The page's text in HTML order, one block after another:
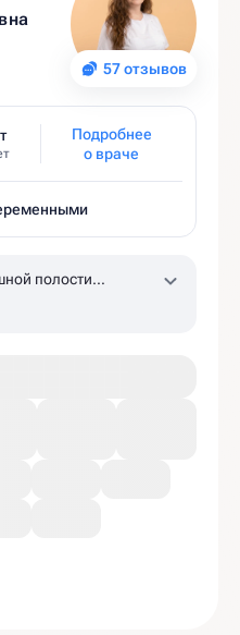
57 отзывов
Подробнее
о враче
полости